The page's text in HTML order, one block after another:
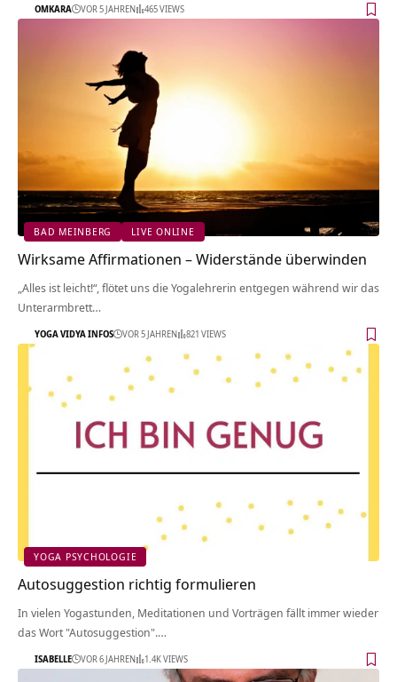
OMKARA VOR 5 JAHREN 465 VIEWS
BAD MEINBERG LIVE ONLINE
Wirksame Affirmationen – Widerstände überwinden
„Alles ist leicht!“, flötet uns die Yogalehrerin entgegen während wir das
Unterarmbrett…
YOGA VIDYA INFOS VOR 5 JAHREN 821 VIEWS
YOGA PSYCHOLOGIE
Autosuggestion richtig formulieren
In vielen Yogastunden, Meditationen und Vorträgen fällt immer wieder
das Wort "Autosuggestion".…
ISABELLE VOR 6 JAHREN 1.4K VIEWS